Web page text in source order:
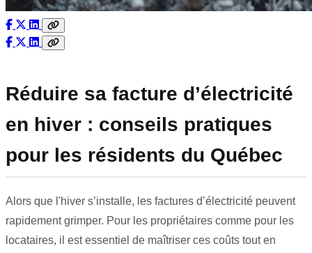
Réduire sa facture d’électricité
en hiver : conseils pratiques
pour les résidents du Québec
Alors que l'hiver s’installe, les factures d’électricité peuvent
rapidement grimper. Pour les propriétaires comme pour les
locataires, il est essentiel de maîtriser ces coûts tout en